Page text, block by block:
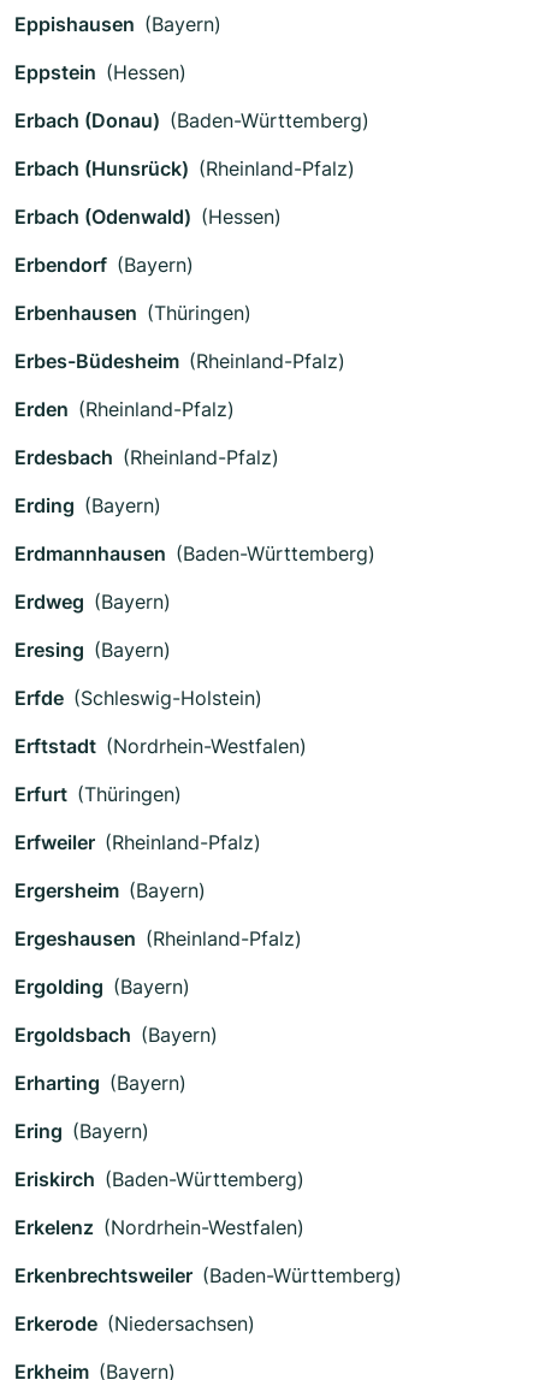
Eppishausen (Bayern)
Eppstein (Hessen)
Erbach (Donau) (Baden-Württemberg)
Erbach (Hunsrück) (Rheinland-Pfalz)
Erbach (Odenwald) (Hessen)
Erbendorf (Bayern)
Erbenhausen (Thüringen)
Erbes-Büdesheim (Rheinland-Pfalz)
Erden (Rheinland-Pfalz)
Erdesbach (Rheinland-Pfalz)
Erding (Bayern)
Erdmannhausen (Baden-Württemberg)
Erdweg (Bayern)
Eresing (Bayern)
Erfde (Schleswig-Holstein)
Erftstadt (Nordrhein-Westfalen)
Erfurt (Thüringen)
Erfweiler (Rheinland-Pfalz)
Ergersheim (Bayern)
Ergeshausen (Rheinland-Pfalz)
Ergolding (Bayern)
Ergoldsbach (Bayern)
Erharting (Bayern)
Ering (Bayern)
Eriskirch (Baden-Württemberg)
Erkelenz (Nordrhein-Westfalen)
Erkenbrechtsweiler (Baden-Württemberg)
Erkerode (Niedersachsen)
Erkheim (Bayern)